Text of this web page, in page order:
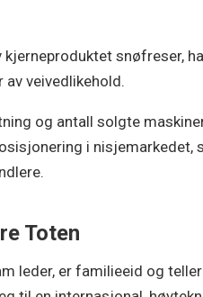
kjerneproduktet snøfreser,
veivedlikehold.
og antall solgte
i
Toten
leder, er familieeid og